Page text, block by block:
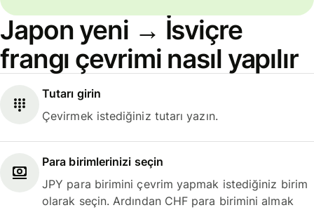
Japon yeni → İsviçre
frangı çevrimi nasıl yapılır
Tutarı girin
Çevirmek istediğiniz tutarı yazın.
Para birimlerinizi seçin
JPY para birimini çevrim yapmak istediğiniz birim
olarak seçin. Ardından CHF para birimini almak